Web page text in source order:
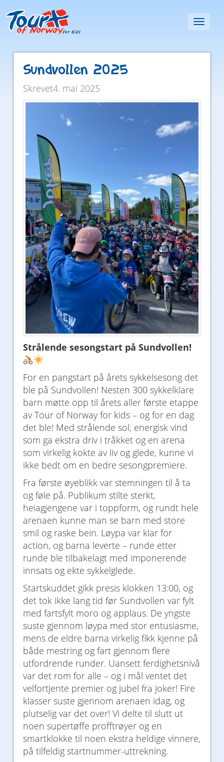
Toggle
Sundvollen 2025
Skrevet4. mai 2025
Strålende sesongstart på Sundvollen!
For en pangstart på årets sykkelsesong det
ble på Sundvollen! Nesten 300 sykkelklare
barn møtte opp til årets aller første etappe
av Tour of Norway for kids – og for en dag
det ble! Med strålende sol, energisk vind
som ga ekstra driv i tråkket og en arena
som virkelig kokte av liv og glede, kunne vi
ikke bedt om en bedre sesongpremiere.
Fra første øyeblikk var stemningen til å ta
og føle på. Publikum stilte sterkt,
heiagjengene var i toppform, og rundt hele
arenaen kunne man se barn med store
smil og raske bein. Løypa var klar for
action, og barna leverte – runde etter
runde ble tilbakelagt med imponerende
innsats og ekte sykkelglede.
Startskuddet gikk presis klokken 13:00, og
det tok ikke lang tid før Sundvollen var fylt
med fartsfylt moro og applaus. De yngste
suste gjennom løypa med stor entusiasme,
mens de eldre barna virkelig fikk kjenne på
både mestring og fart gjennom flere
utfordrende runder. Uansett ferdighetsnivå
var det rom for alle – og i mål ventet det
velfortjente premier og jubel fra joker! Fire
klasser suste gjennom arenaen idag, og
plutselig var det over! Vi delte til slutt ut
noen supertøffe profftrøyer og en
smartklokke til noen ekstra heldige vinnere,
på tilfeldig startnummer-uttrekning.